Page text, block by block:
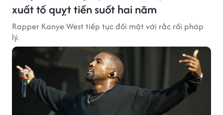
xuất tố quỵt tiền suốt hai năm
Rapper Kanye West tiếp tục đối mặt với rắc rối pháp
lý.